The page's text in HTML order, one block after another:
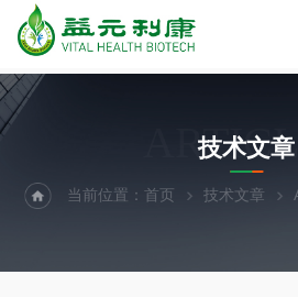
技术文章
当前位置：首页 技术文章